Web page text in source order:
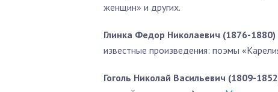
женщин» и других.
Глинка Федор Николаевич (1876-1880)
известные произведения: поэмы
Гоголь Николай Васильевич (1809-